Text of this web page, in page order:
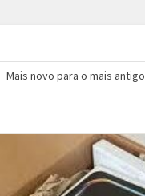
Mais novo para o mais antigo